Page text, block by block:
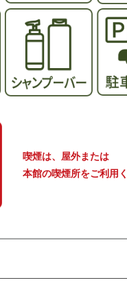
喫煙は、屋外または
本館の喫煙所をご利用く